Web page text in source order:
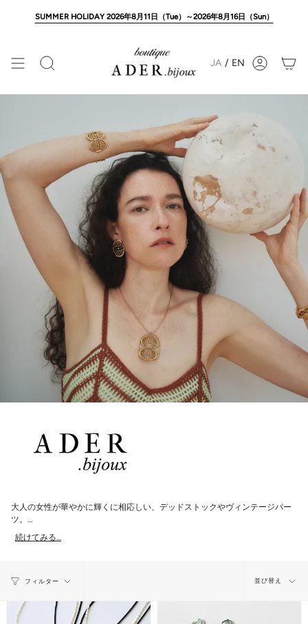
SUMMER HOLIDAY 2026年8月11日（Tue）～2026年8月16日（Sun）
Search JA / EN Account
大人の女性が華やかに輝くに相応しい、デッドストックやヴィンテージパー
ツ。
時を経て受け継がれてきた物が持つ艶やかな存在感が、
ワードローブで長く愛され続けるものでありますように。
パリのコスチュームジュエリーブランドでのデザイナー経験、
西洋美術史を学んだ後2011年よりADERをスタート。
続けてみる…
フィルター
並
並び替え